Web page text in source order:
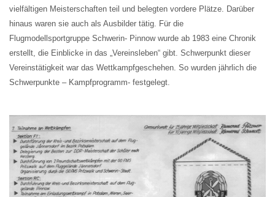
vielfältigen Meisterschaften teil und belegten vordere Plätze. Darüber
hinaus waren sie auch als Ausbilder tätig. Für die
Flugmodellsportgruppe Schwerin- Pinnow wurde ab 1983 eine Chronik
erstellt, die Einblicke in das „Vereinsleben“ gibt. Schwerpunkt dieser
Vereinstätigkeit war das Wettkampfgeschehen. So wurden jährlich die
Schwerpunkte – Kampfprogramm- festgelegt.